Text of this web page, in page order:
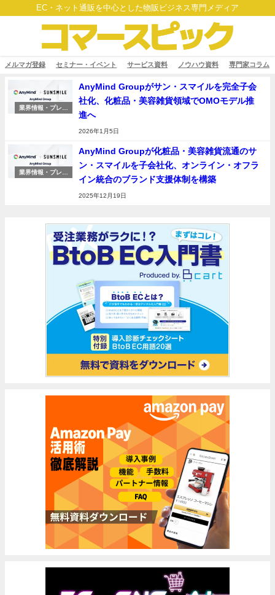
EC・ネット通販を中心とした物販ビジネス専門メディア
メルマガ登録 セミナー・イベント サービス資料 ノウハウ資料 専門家コラム
業界情報・プレス
AnyMind Groupがサン・スマイルを完全子会
社化、化粧品・美容雑貨領域でOMOモデル推
進へ
2026年1月5日
業界情報・プレス
AnyMind Groupが化粧品・美容雑貨流通のサ
ン・スマイルを子会社化、オンライン・オフラ
イン統合のブランド支援体制を構築
2025年12月19日